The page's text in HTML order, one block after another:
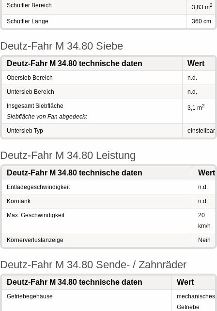
Schüttler Bereich 3,83 m2
Schüttler Länge 360 cm
Deutz-Fahr M 34.80 Siebe
Deutz-Fahr M 34.80 technische daten Wert
Obersieb Bereich n.d.
Untersieb Bereich n.d.
Insgesamt Siebfläche
Siebfläche von Fan abgedeckt
3,1 m2
Untersieb Typ einstellbar
Deutz-Fahr M 34.80 Leistung
Deutz-Fahr M 34.80 technische daten Wert
Entladegeschwindigkeit n.d.
Korntank n.d.
Max. Geschwindigkeit
20
km/h
Körnerverlustanzeige Nein
Deutz-Fahr M 34.80 Sende- / Zahnräder
Deutz-Fahr M 34.80 technische daten Wert
Getriebegehäuse
mechanisches
Getriebe